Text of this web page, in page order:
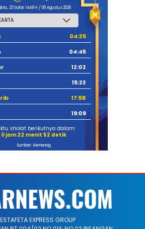
23 Safar 1448 H / 08 Agustus 2026
04:35
04:45
12:02
15:23
17:58
19:09
sholat berikutnya dalam:
0 jam 22 menit 51 detik
Sumber: Kemenag
EXPRESS GROUP